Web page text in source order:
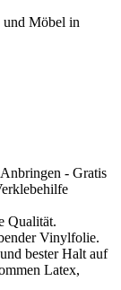
und Möbel in
- Gratis
Qualität.
Vinylfolie.
bester Halt auf
Latex,